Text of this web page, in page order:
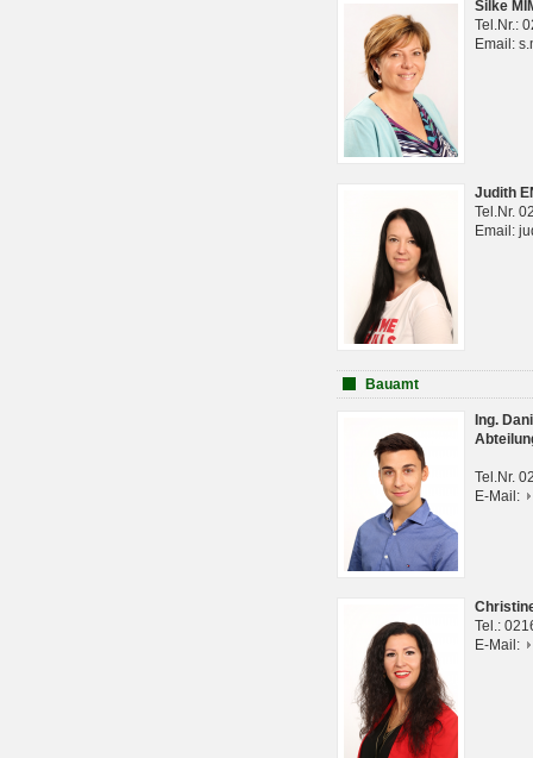
Silke
Tel.Nr.:
Email:
Judith
Tel.Nr.
Email:
Bauamt
Ing.
Tel.Nr.
E-Mail:
Tel.:
E-Mail: